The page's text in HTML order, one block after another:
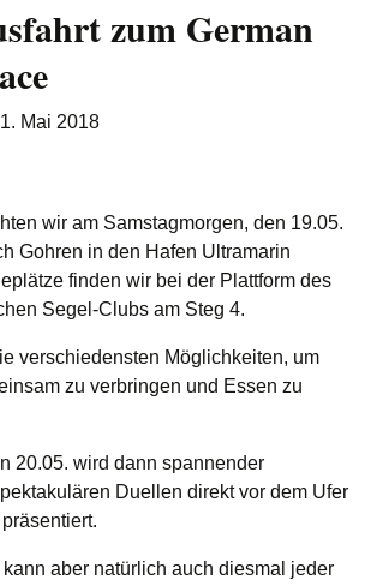
zum German
Mai 2018
wir am Samstagmorgen, den 19.05.
Gohren in den Hafen Ultramarin
finden wir bei der Plattform des
Segel-Clubs am Steg 4.
verschiedensten Möglichkeiten, um
zu verbringen und Essen zu
20.05. wird dann spannender
Duellen direkt vor dem Ufer
aber natürlich auch diesmal jeder